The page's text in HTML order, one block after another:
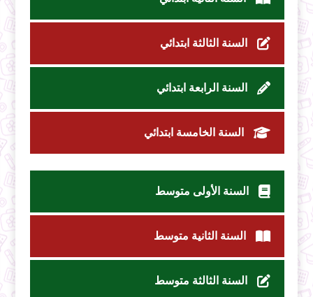
السنة الثالثة ابتدائي
السنة الرابعة ابتدائي
السنة الخامسة ابتدائي
السنة الأولى متوسط
السنة الثانية متوسط
السنة الثالثة متوسط